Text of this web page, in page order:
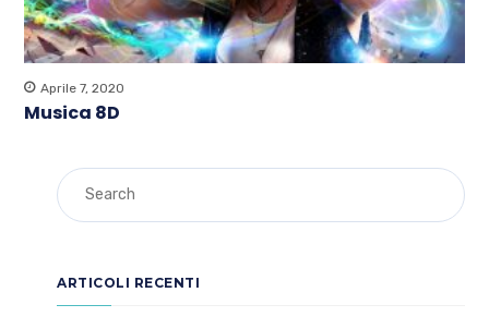
Aprile 7, 2020
Musica 8D
ARTICOLI RECENTI